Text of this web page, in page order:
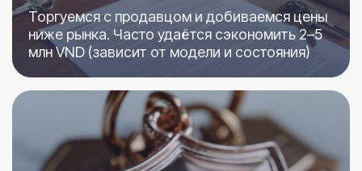
Торгуемся с продавцом и добиваемся цены
ниже рынка. Часто удаётся сэкономить 2–5
млн VND (зависит от модели и состояния)